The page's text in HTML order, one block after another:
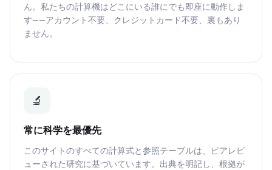
ん。私たちの計算機はどこにいる誰にでも即座に動作しま
す——アカウント不要、クレジットカード不要、裏もあり
ません。
🔬
常に科学を最優先
このサイトのすべての計算式と参照テーブルは、ピアレビ
ューされた研究に基づいています。出典を明記し、根拠が